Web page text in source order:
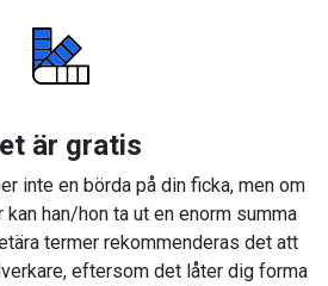
är gratis
inte en börda på din ficka, men om
han/hon ta ut en enorm summa
termer rekommenderas det att
eftersom det låter dig forma